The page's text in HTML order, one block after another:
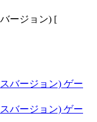
ージョン) [